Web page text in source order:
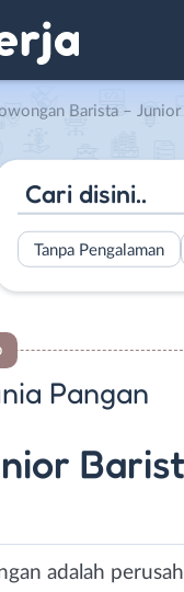
Barista – Junior Barista Mixue Pondok Aren di PT.
Tanpa Pengalaman
Pangan
adalah